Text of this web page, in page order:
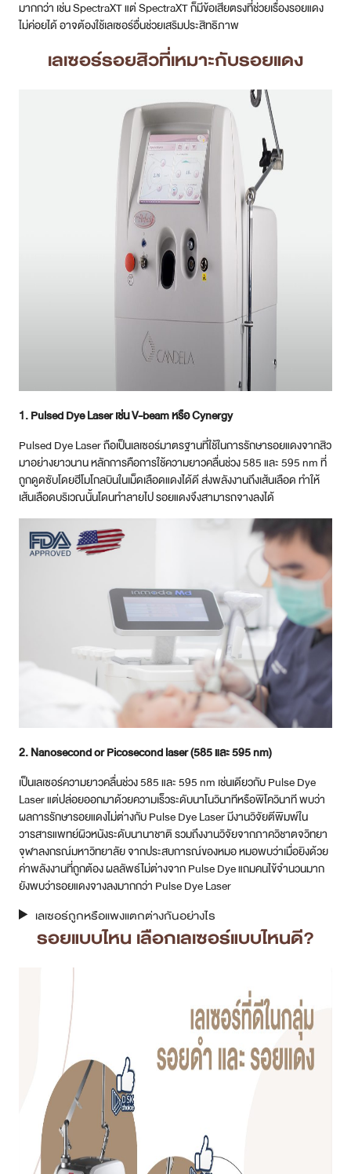
มากกว่า เช่น SpectraXT แต่ SpectraXT ก็มีข้อเสียตรงที่ช่วยเรื่องรอยแดง
ไม่ค่อยได้ อาจต้องใช้เลเซอร์อื่นช่วยเสริมประสิทธิภาพ
เลเซอร์รอยสิวที่เหมาะกับรอยแดง
1. Pulsed Dye Laser เช่น V-beam หรือ Cynergy
Pulsed Dye Laser ถือเป็นเลเซอร์มาตรฐานที่ใช้ในการรักษารอยแดงจากสิว
มาอย่างยาวนาน หลักการคือการใช้ความยาวคลื่นช่วง 585 และ 595 nm ที่
ถูกดูดซับโดยฮีโมโกลบินในเม็ดเลือดแดงได้ดี ส่งพลังงานถึงเส้นเลือด ทำให้
เส้นเลือดบริเวณนั้นโดนทำลายไป รอยแดงจึงสามารถจางลงได้
2. Nanosecond or Picosecond laser (585 และ 595 nm)
เป็นเลเซอร์ความยาวคลื่นช่วง 585 และ 595 nm เช่นเดียวกับ Pulse Dye
Laser แต่ปล่อยออกมาด้วยความเร็วระดับนาโนวินาทีหรือพิโควินาที พบว่า
ผลการรักษารอยแดงไม่ต่างกับ Pulse Dye Laser มีงานวิจัยตีพิมพ์ใน
วารสารแพทย์ผิวหนังระดับนานาชาติ รวมถึงงานวิจัยจากภาควิชาตจวิทยา
จุฬาลงกรณ์มหาวิทยาลัย จากประสบการณ์ของหมอ หมอพบว่าเมื่อยิงด้วย
ค่าพลังงานที่ถูกต้อง ผลลัพธ์ไม่ต่างจาก Pulse Dye แถมคนไข้จำนวนมาก
ยังพบว่ารอยแดงจางลงมากกว่า Pulse Dye Laser
เลเซอร์ถูกหรือแพงแตกต่างกันอย่างไร
รอยแบบไหน เลือกเลเซอร์แบบไหนดี?